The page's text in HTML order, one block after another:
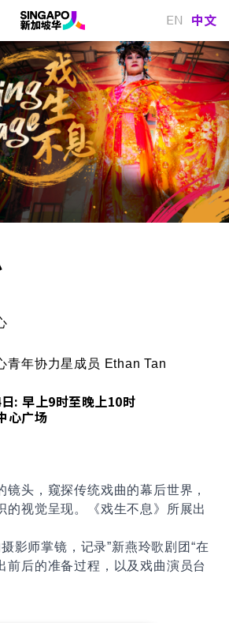
EN 中文
镜头，窥探传统戏曲的幕后世界，
的视觉呈现。《戏生不息》所展出
影师掌镜，记录”新燕玲歌剧团“在
前后的准备过程，以及戏曲演员台
青年协力星成员 Ethan Tan
: 早上9时至晚上10时
心广场